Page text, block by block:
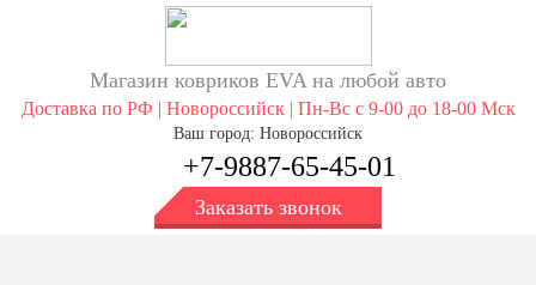
Магазин ковриков EVA ​на любой авто
Доставка по РФ | Новороссийск | Пн-Вс с 9-00 до 18-00 Мск
Ваш город: Новороссийск
+7-9887-65-45-01
Заказать звонок